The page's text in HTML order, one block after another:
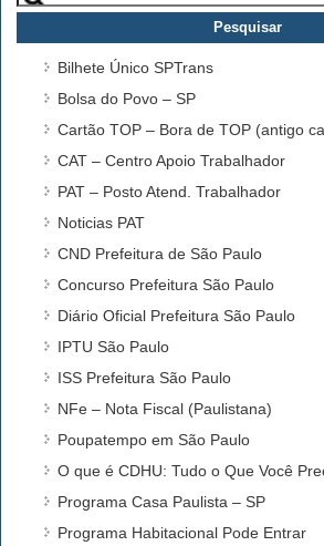
por:
Bilhete Único SPTrans
Bolsa do Povo – SP
Cartão TOP – Bora de TOP (antigo
CAT – Centro Apoio Trabalhador
PAT – Posto Atend. Trabalhador
Noticias PAT
CND Prefeitura de São Paulo
Concurso Prefeitura São Paulo
Diário Oficial Prefeitura São Paulo
IPTU São Paulo
ISS Prefeitura São Paulo
NFe – Nota Fiscal (Paulistana)
Poupatempo em São Paulo
O que é CDHU: Tudo o Que Você
Programa Casa Paulista – SP
Programa Habitacional Pode Entrar